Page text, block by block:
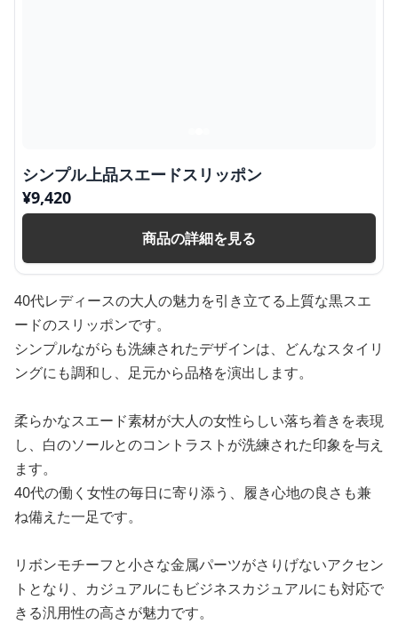
シンプル上品スエードスリッポン
¥9,420
商品の詳細を見る
40代レディースの大人の魅力を引き立てる上質な黒スエ
ードのスリッポンです。
シンプルながらも洗練されたデザインは、どんなスタイリ
ングにも調和し、足元から品格を演出します。
柔らかなスエード素材が大人の女性らしい落ち着きを表現
し、白のソールとのコントラストが洗練された印象を与え
ます。
40代の働く女性の毎日に寄り添う、履き心地の良さも兼
ね備えた一足です。
リボンモチーフと小さな金属パーツがさりげないアクセン
トとなり、カジュアルにもビジネスカジュアルにも対応で
きる汎用性の高さが魅力です。